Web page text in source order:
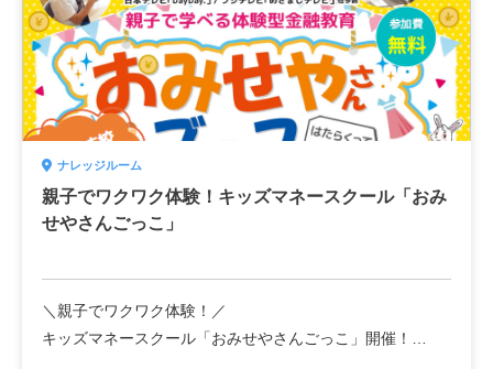
場所 2階ナレッジルーム
お問い合わせ先
広島市マイナンバーカード出張申請窓口
TEL：0120-239-651 全日9:00～17:00
ナレッジルーム
親子でワクワク体験！キッズマネースクール「おみ
せやさんごっこ」
＼親子でワクワク体験！／
キッズマネースクール「おみせやさんごっこ」開催！